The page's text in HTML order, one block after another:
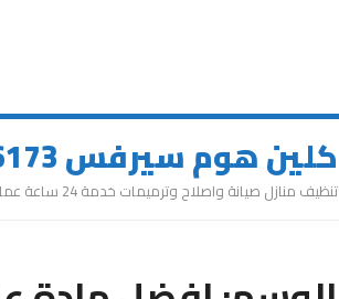
كلين هوم سيرفس 0543626173
تنظيف منازل صيانة واصلاح وترميمات خدمة 24 ساعة عمالة مميزة